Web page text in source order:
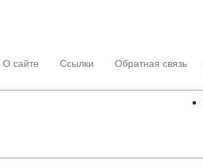
О сайте Ссылки Обратная связь